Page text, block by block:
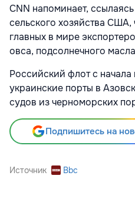
CNN напоминает,
сельского хозяйства
главных в мире
овса, подсолнечного
Российский флот с начала
украинские порты в
судов из черноморских
Подпишитесь на
Источник Bbc